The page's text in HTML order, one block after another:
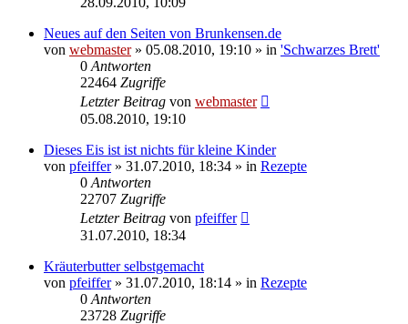
Neues auf den Seiten von Brunkensen.de
von webmaster» 05.08.2010, 19:10 » in 'Schwarzes Brett'
0 Antworten
22464 Zugriffe
Letzter Beitrag von webmaster
05.08.2010, 19:10
Dieses Eis ist ist nichts für kleine Kinder
von pfeiffer» 31.07.2010, 18:34 » in Rezepte
0 Antworten
22707 Zugriffe
Letzter Beitrag von pfeiffer
31.07.2010, 18:34
Kräuterbutter selbstgemacht
von pfeiffer» 31.07.2010, 18:14 » in Rezepte
0 Antworten
23728 Zugriffe